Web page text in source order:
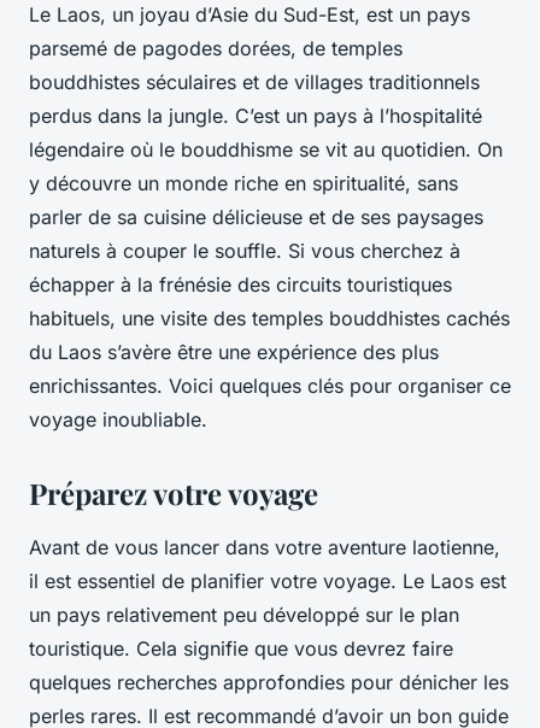
Le Laos, un joyau d’Asie du Sud-Est, est un pays
parsemé de pagodes dorées, de temples
bouddhistes séculaires et de villages traditionnels
perdus dans la jungle. C’est un pays à l’hospitalité
légendaire où le bouddhisme se vit au quotidien. On
y découvre un monde riche en spiritualité, sans
parler de sa cuisine délicieuse et de ses paysages
naturels à couper le souffle. Si vous cherchez à
échapper à la frénésie des circuits touristiques
habituels, une visite des temples bouddhistes cachés
du Laos s’avère être une expérience des plus
enrichissantes. Voici quelques clés pour organiser ce
voyage inoubliable.
Préparez votre voyage
Avant de vous lancer dans votre aventure laotienne,
il est essentiel de planifier votre voyage. Le Laos est
un pays relativement peu développé sur le plan
touristique. Cela signifie que vous devrez faire
quelques recherches approfondies pour dénicher les
perles rares. Il est recommandé d’avoir un bon guide